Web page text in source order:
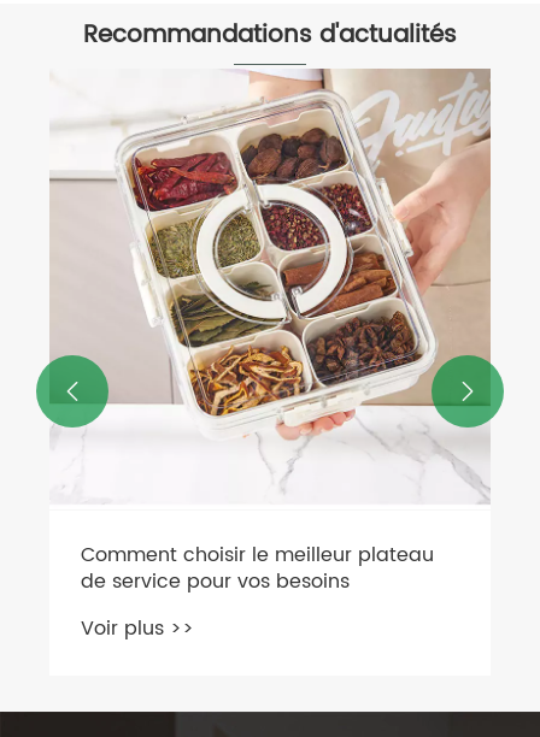
Recommandations d'actualités
Comment choisir le meilleur plateau
de service pour vos besoins
Voir plus >>
 